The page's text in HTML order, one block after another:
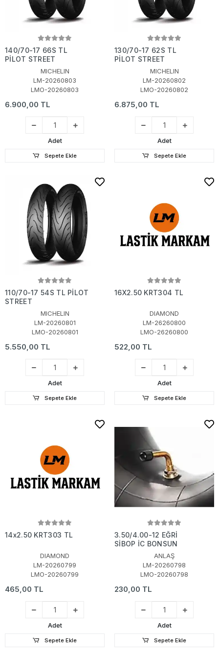
140/70-17 66S TL
PİLOT STREET
MICHELIN
LM-20260803
LMO-20260803
6.900,00 TL
Adet
Sepete Ekle
130/70-17 62S TL
PİLOT STREET
MICHELIN
LM-20260802
LMO-20260802
6.875,00 TL
Adet
Sepete Ekle
110/70-17 54S TL PİLOT
STREET
MICHELIN
LM-20260801
LMO-20260801
5.550,00 TL
Adet
Sepete Ekle
16X2.50 KRT304 TL
DIAMOND
LM-26260800
LMO-26260800
522,00 TL
Adet
Sepete Ekle
14x2.50 KRT303 TL
DIAMOND
LM-20260799
LMO-20260799
465,00 TL
Adet
Sepete Ekle
3.50/4.00-12 EĞRİ
SİBOP İÇ BONSUN
ANLAŞ
LM-20260798
LMO-20260798
230,00 TL
Adet
Sepete Ekle